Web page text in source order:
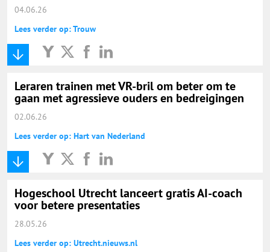
04.06.26
Lees verder op: Trouw
Leraren trainen met VR-bril om beter om te
gaan met agressieve ouders en bedreigingen
02.06.26
Lees verder op: Hart van Nederland
Hogeschool Utrecht lanceert gratis AI-coach
voor betere presentaties
28.05.26
Lees verder op: Utrecht.nieuws.nl